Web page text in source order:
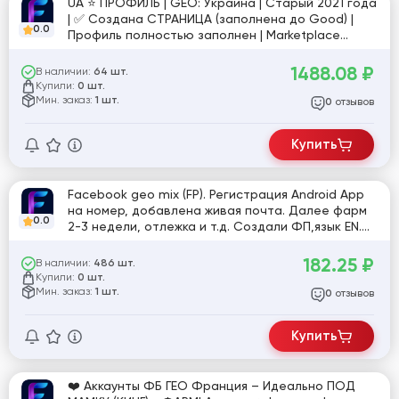
0.0
| ✅ Создана СТРАНИЦА (заполнена до Good) |
Профиль полностью заполнен | Marketplace
подготовка 14+ дней | высокий траст | №яр
В наличии: 64 шт.
Купили: 0 шт.
Мин. заказ: 1 шт.
1488.08 ₽
0 отзывов
Купить
0.0
Facebook geo mix (FP). Регистрация Android App
на номер, добавлена живая почта. Далее фарм
2-3 недели, отлежка и т.д. Создали ФП,язык EN.
В наличии: 486 шт.
Купили: 0 шт.
Мин. заказ: 1 шт.
182.25 ₽
0 отзывов
Купить
❤️ Аккаунты ФБ ГЕО Франция – Идеально ПОД